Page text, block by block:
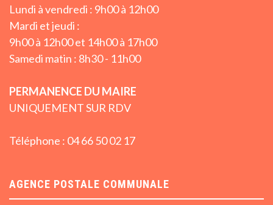
Lundi à vendredi : 9h00 à 12h00
Mardi et jeudi :
9h00 à 12h00 et 14h00 à 17h00
Samedi matin : 8h30 - 11h00
PERMANENCE DU MAIRE
UNIQUEMENT SUR RDV
Téléphone : 04 66 50 02 17
AGENCE POSTALE COMMUNALE